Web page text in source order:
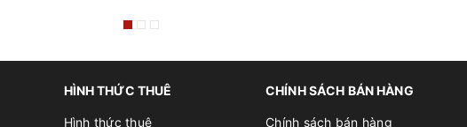
HÌNH THỨC THUÊ
Hình thức thuê
CHÍNH SÁCH BÁN HÀNG
Chính sách bán hàng